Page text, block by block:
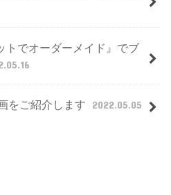
トでオーダーメイド』でブ
をご紹介します 2022.05.05